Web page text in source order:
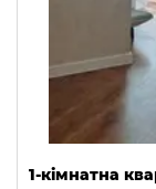
1-кімнатна